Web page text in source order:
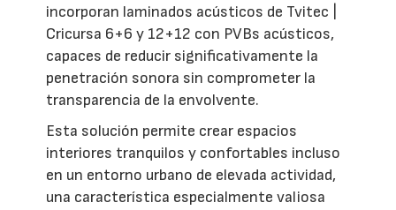
incorporan laminados acústicos de Tvitec |
Cricursa 6+6 y 12+12 con PVBs acústicos,
capaces de reducir significativamente la
penetración sonora sin comprometer la
transparencia de la envolvente.
Esta solución permite crear espacios
interiores tranquilos y confortables incluso
en un entorno urbano de elevada actividad,
una característica especialmente valiosa